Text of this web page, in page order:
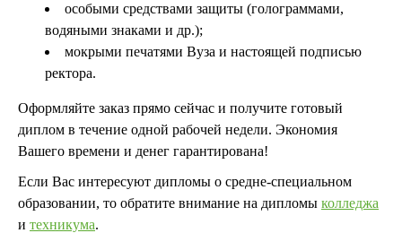
особыми средствами защиты (голограммами,
водяными знаками и др.);
мокрыми печатями Вуза и настоящей подписью
ректора.
Оформляйте заказ прямо сейчас и получите готовый
диплом в течение одной рабочей недели. Экономия
Вашего времени и денег гарантирована!
Если Вас интересуют дипломы о средне-специальном
образовании, то обратите внимание на дипломы колледжа
и техникума.